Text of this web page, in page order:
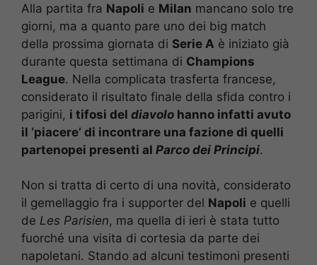
Alla partita fra Napoli e Milan mancano solo tre
giorni, ma a quanto pare uno dei big match
della prossima giornata di Serie A è iniziato già
durante questa settimana di Champions
League. Nella complicata trasferta francese,
considerato il risultato finale della sfida contro i
parigini, i tifosi del diavolo hanno infatti avuto
il ‘piacere’ di incontrare una fazione di quelli
partenopei presenti al Parco dei Principi.
Non si tratta di certo di una novità, considerato
il gemellaggio fra i supporter del Napoli e quelli
de Les Parisien, ma quella di ieri è stata tutto
fuorché una visita di cortesia da parte dei
napoletani. Stando ad alcuni testimoni presenti